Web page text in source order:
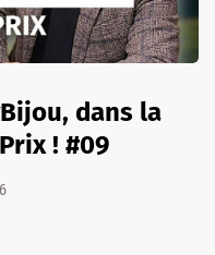
dans la
! #09